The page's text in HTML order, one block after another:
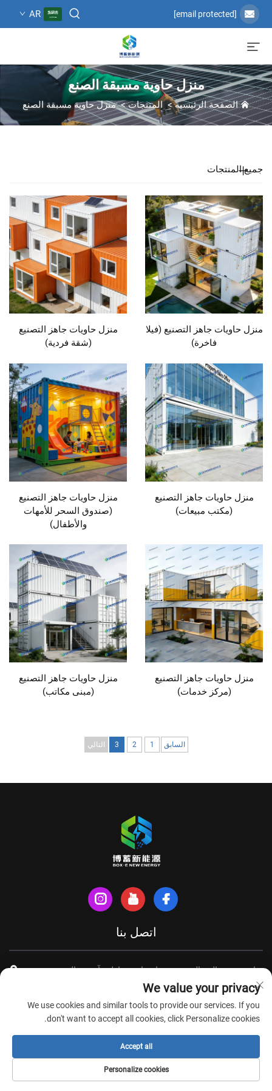
[email protected]
AR
منزل حاوية مسبقة الصنع
الصفحة الرئيسية>المنتجات>منزل حاوية مسبقة الصنع
جميع المنتجات
منزل حاويات جاهز التصنيع (فيلا
فاخرة)
منزل حاويات جاهز التصنيع
(شقة فردية)
منزل حاويات جاهز التصنيع
(مكتب مبيعات)
منزل حاويات جاهز التصنيع
(صندوق السحر للأمهات
والأطفال)
منزل حاويات جاهز التصنيع
(مركز خدمات)
منزل حاويات جاهز التصنيع
(مبنى مكاتب)
السابق 1
2
3 التالي
اتصل بنا
شارع شينهي الشمالي، مدينة تيانتشانغ، مقاطعة آنهوي، الصين
+86-18949493005
حقوق الطبع والنشر © شركة آنهوي بوكس-إي لتكنولوجيا الطاقة الجديدة
We value your privacy
We use cookies and similar tools to provide our services. If you
don't want to accept all cookies, click Personalize cookies.
Personalize cookies
Accept all